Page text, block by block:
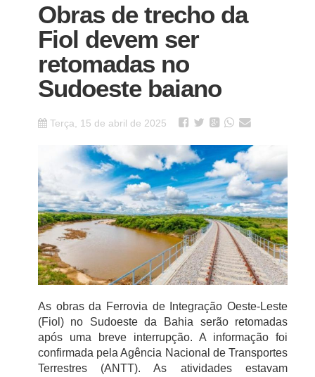
Obras de trecho da
Fiol devem ser
retomadas no
Sudoeste baiano
Terça, 15 de abril de 2025
As obras da Ferrovia de Integração Oeste-Leste
(Fiol) no Sudoeste da Bahia serão retomadas
após uma breve interrupção. A informação foi
confirmada pela Agência Nacional de Transportes
Terrestres (ANTT). As atividades estavam